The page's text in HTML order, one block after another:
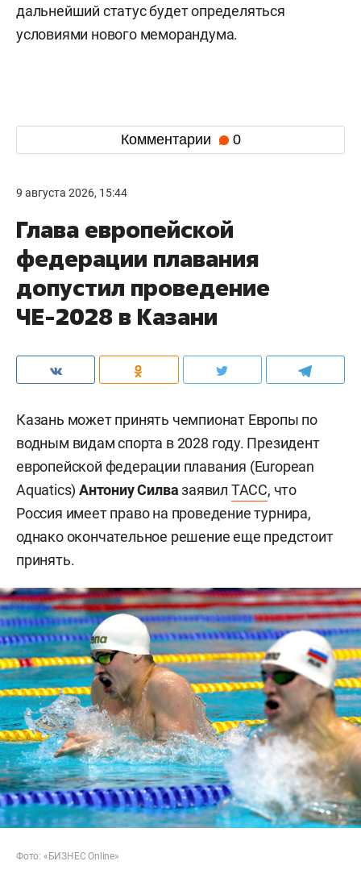
дальнейший статус будет определяться
условиями нового меморандума.
Комментарии 0
9 августа 2026, 15:44
Глава европейской
федерации плавания
допустил проведение
ЧЕ-2028 в Казани
Казань может принять чемпионат Европы по
водным видам спорта в 2028 году. Президент
европейской федерации плавания (European
Aquatics) Антониу Силвазаявил ТАСС, что
Россия имеет право на проведение турнира,
однако окончательное решение еще предстоит
принять.
Фото: «БИЗНЕС Online»